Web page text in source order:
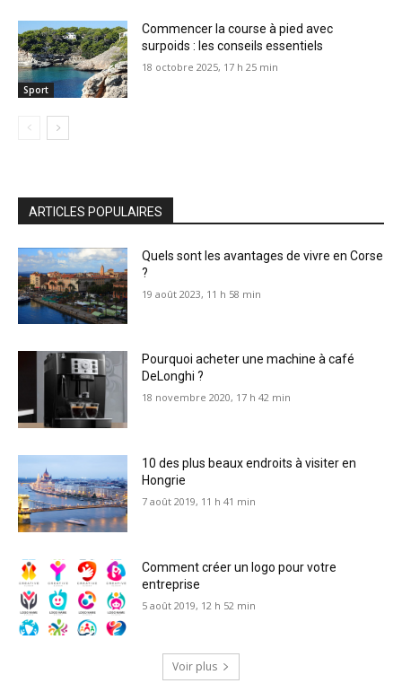
Sport
Commencer la course à pied avec
surpoids : les conseils essentiels
18 octobre 2025, 17 h 25 min
ARTICLES POPULAIRES
Quels sont les avantages de vivre en Corse
?
19 août 2023, 11 h 58 min
Pourquoi acheter une machine à café
DeLonghi ?
18 novembre 2020, 17 h 42 min
10 des plus beaux endroits à visiter en
Hongrie
7 août 2019, 11 h 41 min
Comment créer un logo pour votre
entreprise
5 août 2019, 12 h 52 min
Voir plus